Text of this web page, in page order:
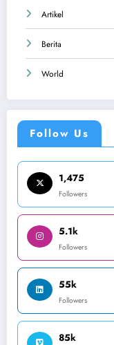
Artikel
Berita
World
Follow Us
1,475
Followers
5.1k
Followers
55k
Followers
85k